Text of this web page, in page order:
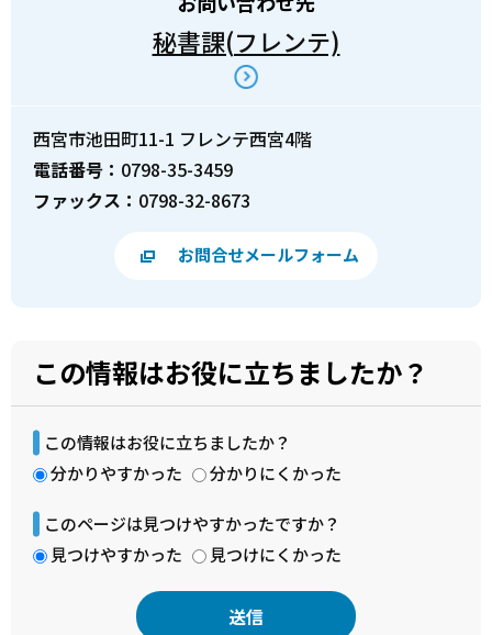
秘書課(フレンテ)
西宮市池田町11-1 フレンテ西宮4階
電話番号： 0798-35-3459
ファックス： 0798-32-8673
お問合せメールフォーム
この情報はお役に立ちましたか？
この情報はお役に立ちましたか？
分かりやすかった
分かりにくかった
このページは見つけやすかったですか？
見つけやすかった
見つけにくかった